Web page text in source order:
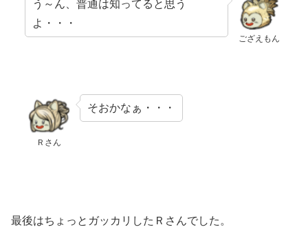
ござえもん
う～ん、普通は知ってると思う
よ・・・
Ｒさん
そおかなぁ・・・
最後はちょっとガッカリしたＲさんでした。